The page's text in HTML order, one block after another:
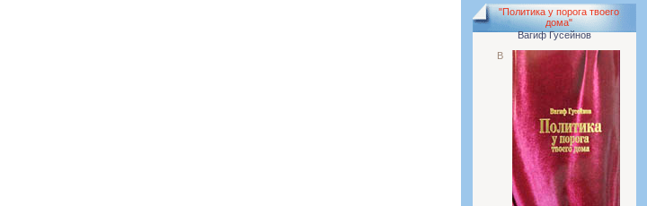
"Политика у порога твоего
дома"
Вагиф Гусейнов
В